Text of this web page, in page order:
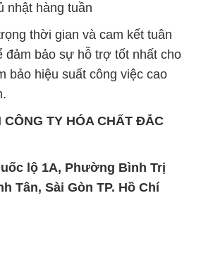
nhật hàng tuần
thời gian và cam kết tuân
đảm bảo sự hỗ trợ tốt nhất cho
bảo hiệu suất công việc cao
TY HÓA CHẤT ĐẮC
lộ 1A, Phường Bình Trị
Tân, Sài Gòn TP. Hồ Chí